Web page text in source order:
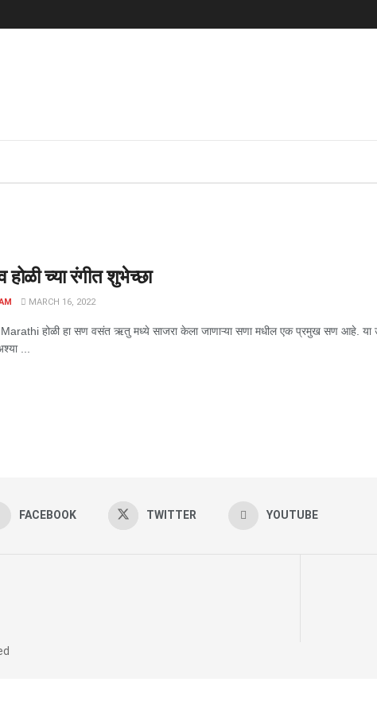
होळी च्या रंगीत शुभेच्छा
MARCH 16, 2022
होळी हा सण वसंत ऋतु मध्ये साजरा केला जाणाऱ्या सणा मधील एक प्रमुख सण आहे. या
...
FACEBOOK TWITTER YOUTUBE